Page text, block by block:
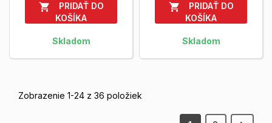

PRIDAŤ DO
KOŠÍKA
Skladom

PRIDAŤ DO
KOŠÍKA
Skladom
Zobrazenie 1-24 z 36 položiek